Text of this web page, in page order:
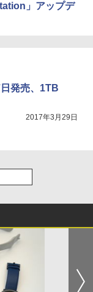
」アップデ
発売、1TB
2017年3月29日